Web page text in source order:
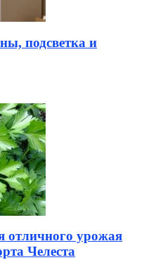
подсветка и
отличного урожая
Челеста